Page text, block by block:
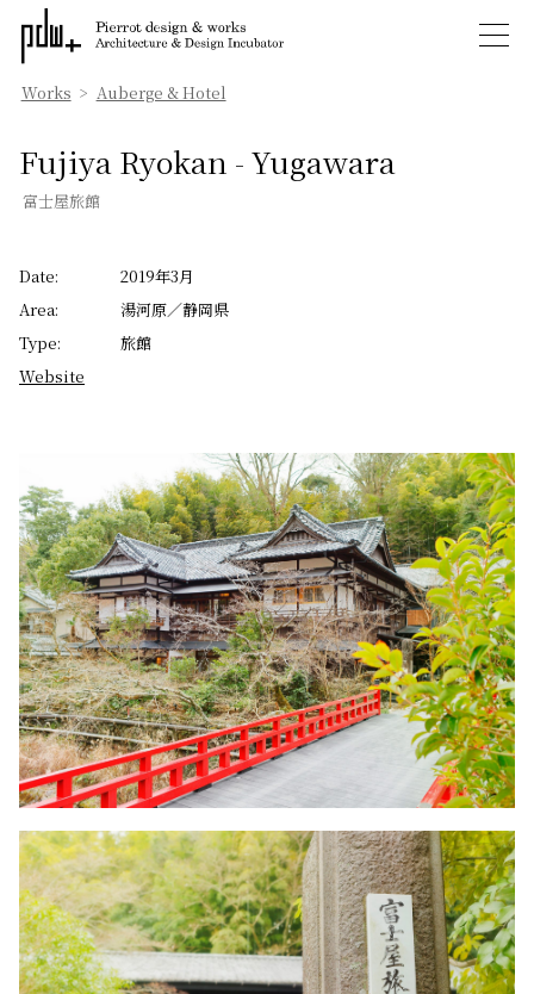
Works > Auberge & Hotel
Fujiya Ryokan - Yugawara
富士屋旅館
Date:
2019年3月
Area:
湯河原／静岡県
Type:
旅館
Website